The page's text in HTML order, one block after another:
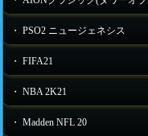
・ PSO2 ニュージェネシス
・ FIFA21
・ NBA 2K21
・ Madden NFL 20